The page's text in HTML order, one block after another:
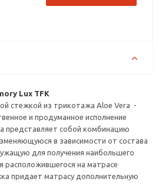
Lux TFK
стежкой из трикотажа Aloe Vera -
и продуманное исполнение
представляет собой комбинацию
в зависимости от состава
для получения наибольшего
на матрасе
придает матрасу дополнительную